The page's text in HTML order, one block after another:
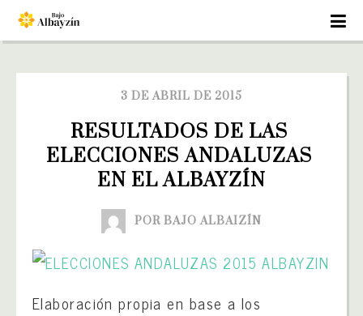
3 DE ABRIL DE 2015
RESULTADOS DE LAS
ELECCIONES ANDALUZAS
EN EL ALBAYZÍN
POR BAJO ALBAIZÍN
Elaboración propia en base a los